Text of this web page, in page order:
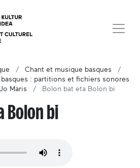
Chant et musique basques
: partitions et fichiers sonores
Maris
Bolon bat eta Bolon bi
Bolon bi